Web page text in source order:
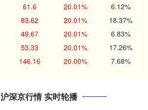
61.6 20.01% 6.12%
83.62 20.01% 18.37%
49.67 20.01% 6.83%
53.33 20.01% 17.26%
146.16 20.00% 7.68%
沪深京行情 实时轮播